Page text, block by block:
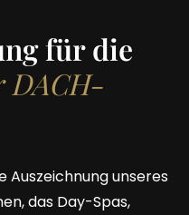
für die
DACH-
Auszeichnung unseres
das Day-Spas,